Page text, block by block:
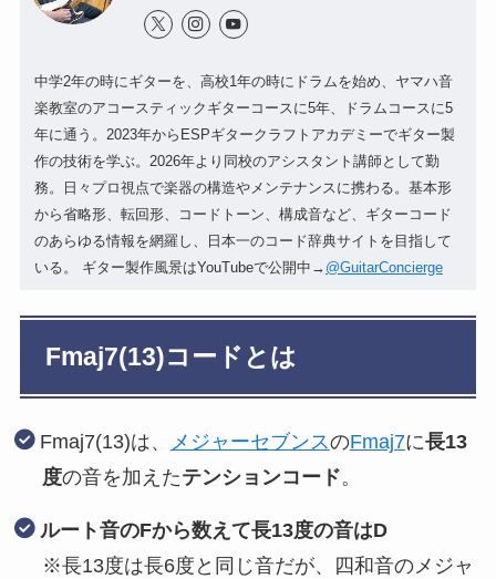
中学2年の時にギターを、高校1年の時にドラムを始め、ヤマハ音
楽教室のアコースティックギターコースに5年、ドラムコースに5
年に通う。2023年からESPギタークラフトアカデミーでギター製
作の技術を学ぶ。2026年より同校のアシスタント講師として勤
務。日々プロ視点で楽器の構造やメンテナンスに携わる。基本形
から省略形、転回形、コードトーン、構成音など、ギターコード
のあらゆる情報を網羅し、日本一のコード辞典サイトを目指して
いる。 ギター製作風景はYouTubeで公開中→ @GuitarConcierge
Fmaj7(13)コードとは
Fmaj7(13)は、 メジャーセブンスのFmaj7に長13
度の音を加えたテンションコード。
ルート音のFから数えて長13度の音はD
※長13度は長6度と同じ音だが、四和音のメジャ